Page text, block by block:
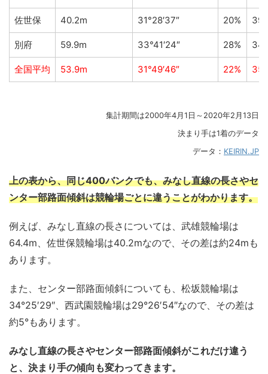
佐世保 40.2m 31°28′37″ 20%
別府 59.9m 33°41′24″ 28%
全国平均 53.9m 31°49′46″ 22%
集計期間は2000年4月1日～2020年2月13日
決まり手は1着のデータ
データ： KEIRIN.JP
上の表から、同じ400バンクでも、みなし直線の長さやセ
ンター部路面傾斜は競輪場ごとに違うことがわかります。
例えば、みなし直線の長さについては、武雄競輪場は
64.4m、佐世保競輪場は40.2mなので、その差は約24mも
あります。
また、センター部路面傾斜についても、松坂競輪場は
34°25′29″、西武園競輪場は29°26′54″なので、その差は
約5°もあります。
みなし直線の長さやセンター部路面傾斜がこれだけ違う
と、決まり手の傾向も変わってきます。